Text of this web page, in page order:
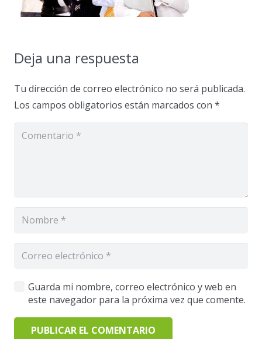
Deja una respuesta
Tu dirección de correo electrónico no será publicada.
Los campos obligatorios están marcados con *
Guarda mi nombre, correo electrónico y web en
este navegador para la próxima vez que comente.
PUBLICAR EL COMENTARIO